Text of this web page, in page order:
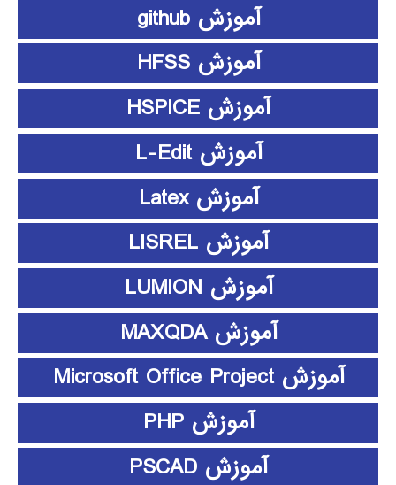
آموزش github
آموزش HFSS
آموزش HSPICE
آموزش L-Edit
آموزش Latex
آموزش LISREL
آموزش LUMION
آموزش MAXQDA
آموزش Microsoft Office Project
آموزش PHP
آموزش PSCAD